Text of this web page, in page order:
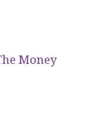
Money